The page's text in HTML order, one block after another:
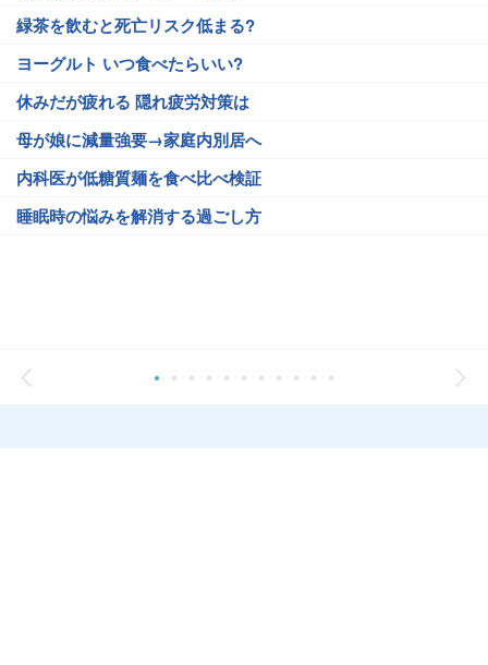
緑茶を飲むと死亡リスク低まる?
ヨーグルト いつ食べたらいい?
休みだが疲れる 隠れ疲労対策は
母が娘に減量強要→家庭内別居へ
内科医が低糖質麺を食べ比べ検証
睡眠時の悩みを解消する過ごし方